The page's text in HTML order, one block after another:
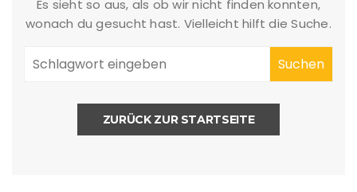
Es sieht so aus, als ob wir nicht finden konnten,
wonach du gesucht hast. Vielleicht hilft die Suche.
ZURÜCK ZUR STARTSEITE